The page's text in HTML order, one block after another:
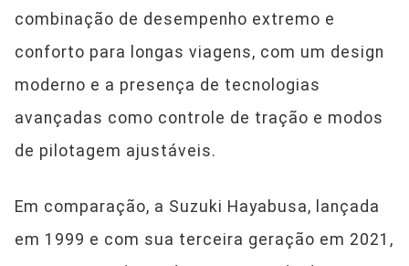
combinação de desempenho extremo e
conforto para longas viagens, com um design
moderno e a presença de tecnologias
avançadas como controle de tração e modos
de pilotagem ajustáveis.
Em comparação, a Suzuki Hayabusa, lançada
em 1999 e com sua terceira geração em 2021,